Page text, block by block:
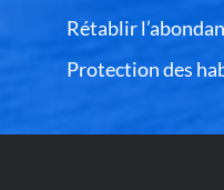
Rétablir
Protection des